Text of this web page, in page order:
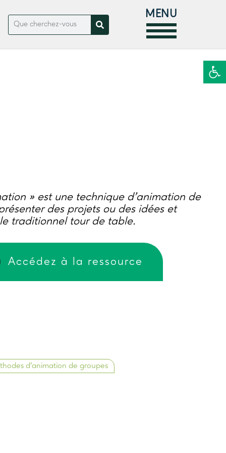
Ouvrir
MENU
» est une technique d’animation de
des projets ou des idées et
traditionnel tour de table.
Accédez à la ressource
d’animation de groupes